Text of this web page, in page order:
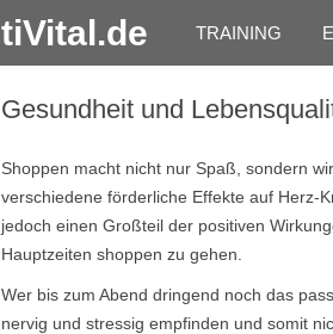
tiVital.de TRAINING
Gesundheit und
Shoppen macht nicht nur Spaß, sondern
verschiedene förderliche Effekte auf Herz-
jedoch einen Großteil der positiven
Hauptzeiten shoppen zu gehen.
Wer bis zum Abend dringend noch das
nervig und stressig empfinden und somit